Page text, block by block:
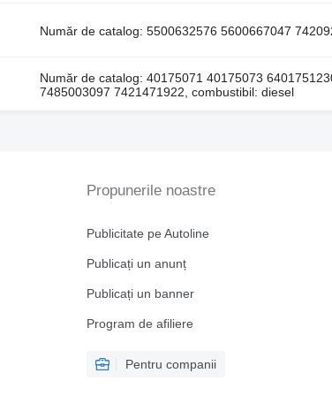
Număr de catalog: 5500632576 5600667047
Număr de catalog: 40175071 40175073
7485003097 7421471922, combustibil: diesel
Propunerile noastre
Publicitate pe Autoline
Publicați un anunț
Publicați un banner
Program de afiliere
Pentru companii